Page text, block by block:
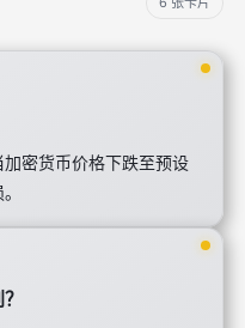
密货币价格下跌至预设